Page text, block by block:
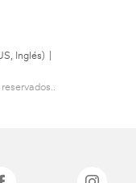
Inglés)